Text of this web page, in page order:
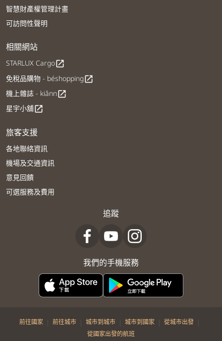
智慧財產權管理計畫
可訪問性聲明
相關網站
STARLUX Cargoopen_in_new
免稅品購物 - béshoppingopen_in_new
機上雜誌 - kiânnopen_in_new
星宇小舖open_in_new
旅客支援
各地聯絡資訊
機場及交通資訊
意見回饋
可選服務及費用
追蹤
我們的手機服務
前往國家 | 前往城市 | 城市到城市 | 城市到國家 | 從城市出發 |
從國家出發的航班